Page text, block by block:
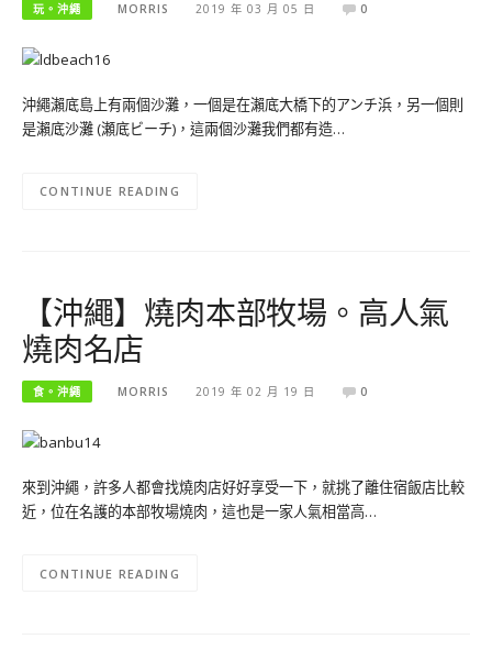
玩。沖繩 MORRIS 2019 年 03 月 05 日 0
沖繩瀨底島上有兩個沙灘，一個是在瀨底大橋下的アンチ浜，另一個則
是瀨底沙灘 (瀬底ビーチ)，這兩個沙灘我們都有造…
CONTINUE READING
【沖繩】燒肉本部牧場。高人氣
燒肉名店
食。沖繩 MORRIS 2019 年 02 月 19 日 0
來到沖繩，許多人都會找燒肉店好好享受一下，就挑了離住宿飯店比較
近，位在名護的本部牧場燒肉，這也是一家人氣相當高…
CONTINUE READING